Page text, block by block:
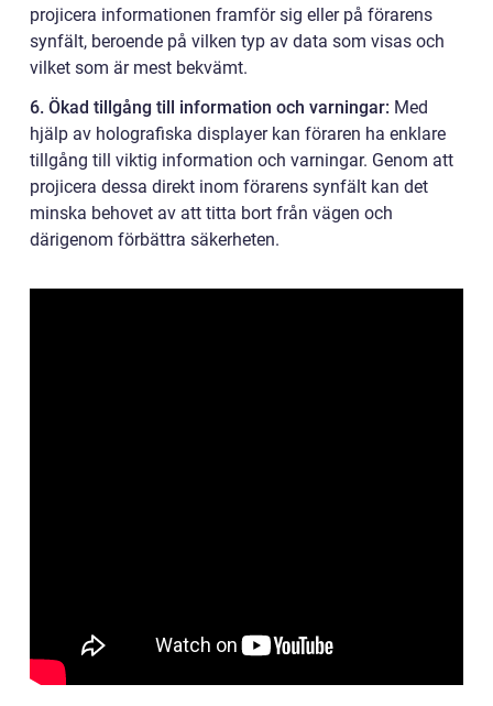
projicera informationen framför sig eller på förarens
synfält, beroende på vilken typ av data som visas och
vilket som är mest bekvämt.
6. Ökad tillgång till information och varningar: Med
hjälp av holografiska displayer kan föraren ha enklare
tillgång till viktig information och varningar. Genom att
projicera dessa direkt inom förarens synfält kan det
minska behovet av att titta bort från vägen och
därigenom förbättra säkerheten.